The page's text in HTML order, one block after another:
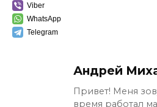
Viber
WhatsApp
Telegram
Андрей
Привет! Меня
время работал